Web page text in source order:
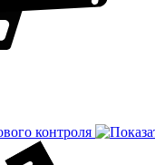
контроля